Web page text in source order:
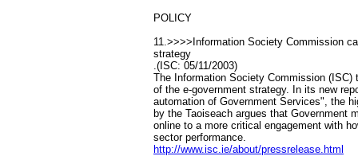
POLICY
11.>>>>Information Society Commission
strategy
.(ISC: 05/11/2003)
The Information Society Commission (ISC)
of the e-government strategy. In its new
automation of Government Services", the
by the Taoiseach argues that Government
online to a more critical engagement with
sector performance.
http://www.isc.ie/about/pressrelease.html